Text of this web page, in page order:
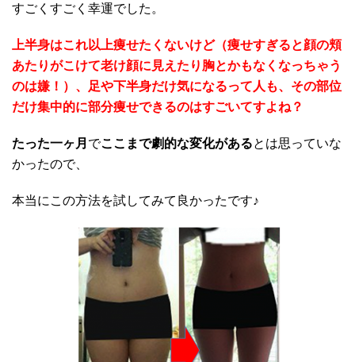
すごくすごく幸運でした。
上半身はこれ以上痩せたくないけど（痩せすぎると顔の頬
あたりがこけて老け顔に見えたり胸とかもなくなっちゃう
のは嫌！）、足や下半身だけ気になるって人も、その部位
だけ集中的に部分痩せできるのはすごいてすよね？
たった一ヶ月 でここまで劇的な変化があるとは思っていな
かったので、
本当にこの方法を試してみて良かったです♪